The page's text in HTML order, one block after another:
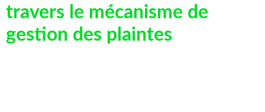
travers le mécanisme de
gestion des plaintes